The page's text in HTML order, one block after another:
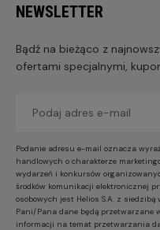
NEWSLETTER
Bądź na bieżąco z
ofertami specjalnymi,
Podanie adresu e-mail oznacza
handlowych o charakterze
wydarzeń i konkursów
środków komunikacji elektronicznej
osobowych jest Helios S.A. z
Pani/Pana dane będą przetwarzane
informacji na temat przetwarzania